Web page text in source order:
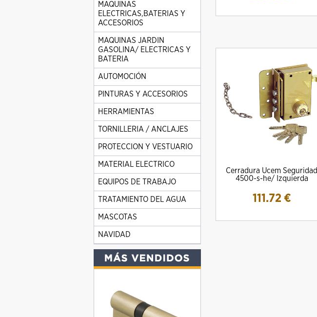
MAQUINAS
ELECTRICAS,BATERIAS Y
ACCESORIOS
MAQUINAS JARDIN
GASOLINA/ ELECTRICAS Y
BATERIA
AUTOMOCIÓN
PINTURAS Y ACCESORIOS
HERRAMIENTAS
TORNILLERIA / ANCLAJES
PROTECCION Y VESTUARIO
MATERIAL ELECTRICO
EQUIPOS DE TRABAJO
TRATAMIENTO DEL AGUA
MASCOTAS
NAVIDAD
Cerradura Ucem Seguridad
4500-s-he/ Izquierda
111.72 €